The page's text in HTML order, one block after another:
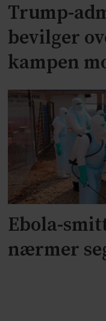
Trump-
bevilger
kampen
Ebola-
nærmer